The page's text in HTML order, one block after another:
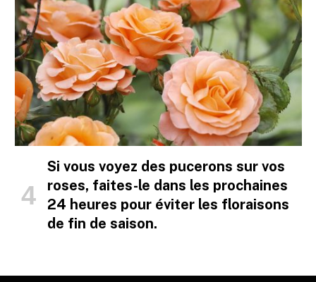
Si vous voyez des pucerons sur vos
roses, faites-le dans les prochaines
24 heures pour éviter les floraisons
de fin de saison.